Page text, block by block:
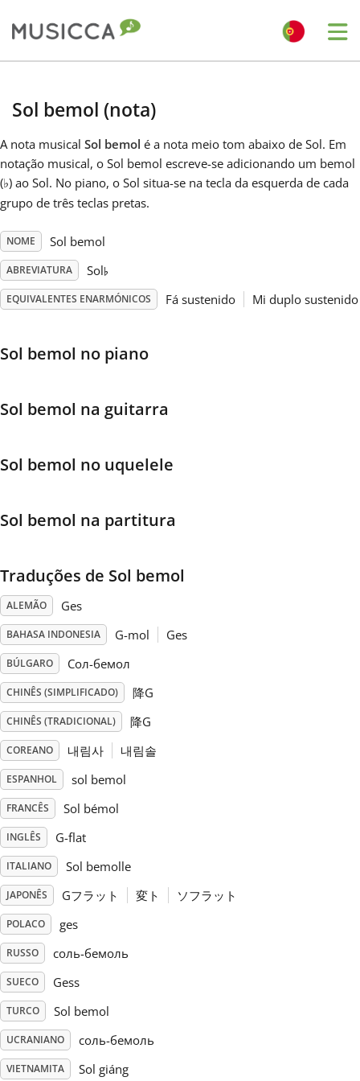
Dansk
Deutsch
English
Polski
Português
Русский
Svenska
Українська
简体中文
繁體中文
Sol bemol (nota)
A nota musical Sol bemol é a nota meio tom abaixo de Sol. Em
notação musical, o Sol bemol escreve-se adicionando um bemol
(♭) ao Sol. No piano, o Sol situa-se na tecla da esquerda de cada
grupo de três teclas pretas.
NOME Sol bemol
ABREVIATURA Sol♭
EQUIVALENTES ENARMÓNICOS Fá sustenido Mi duplo sustenido
Sol bemol no piano
Sol bemol na guitarra
Sol bemol no uquelele
Sol bemol na partitura
Traduções de Sol bemol
ALEMÃO Ges
BAHASA INDONESIA G-mol Ges
BÚLGARO Сол-бемол
CHINÊS (SIMPLIFICADO) 降G
CHINÊS (TRADICIONAL) 降G
COREANO 내림사 내림솔
ESPANHOL sol bemol
FRANCÊS Sol bémol
INGLÊS G-flat
ITALIANO Sol bemolle
JAPONÊS Gフラット 変ト ソフラット
POLACO ges
RUSSO соль-бемоль
SUECO Gess
TURCO Sol bemol
UCRANIANO соль-бемоль
VIETNAMITA Sol giáng